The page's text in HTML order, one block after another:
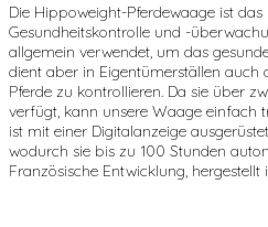
Die Hippoweight-Pferdewaage ist
Gesundheitskontrolle und -
allgemein verwendet, um das
dient aber in Eigentümerställen auch
Pferde zu kontrollieren. Da sie über
verfügt, kann unsere Waage einfach
ist mit einer Digitalanzeige
wodurch sie bis zu 100 Stunden
Französische Entwicklung,